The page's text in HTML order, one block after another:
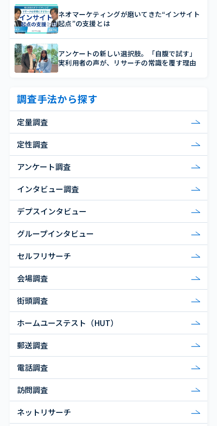
ネオマーケティングが磨いてきた“インサイト
起点”の支援とは
アンケートの新しい選択肢。「自腹で試す」
実利用者の声が、リサーチの常識を覆す理由
調査手法から探す
定量調査
定性調査
アンケート調査
インタビュー調査
デプスインタビュー
グループインタビュー
セルフリサーチ
会場調査
街頭調査
ホームユーステスト（HUT）
郵送調査
電話調査
訪問調査
ネットリサーチ